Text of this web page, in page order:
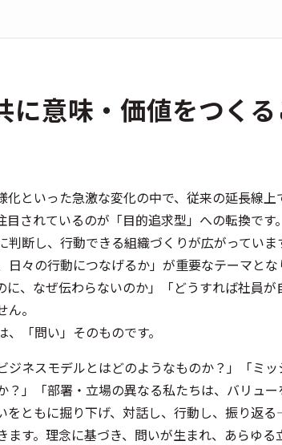
に意味・価値をつく
といった急激な変化の中で、従来の延長線
されているのが「目的追求型」への転換です
断し、行動できる組織づくりが広がっていま
々の行動につなげるか」が重要なテーマと
、なぜ伝わらないのか」「どうすれば社員
ん。
「問い」そのものです。
ジネスモデルとはどのようなものか？」「ミ
」「部署・立場の異なる私たちは、バリュ
をともに掘り下げ、対話し、行動し、振り返
す。理念に基づき、問いが生まれ、あらゆ